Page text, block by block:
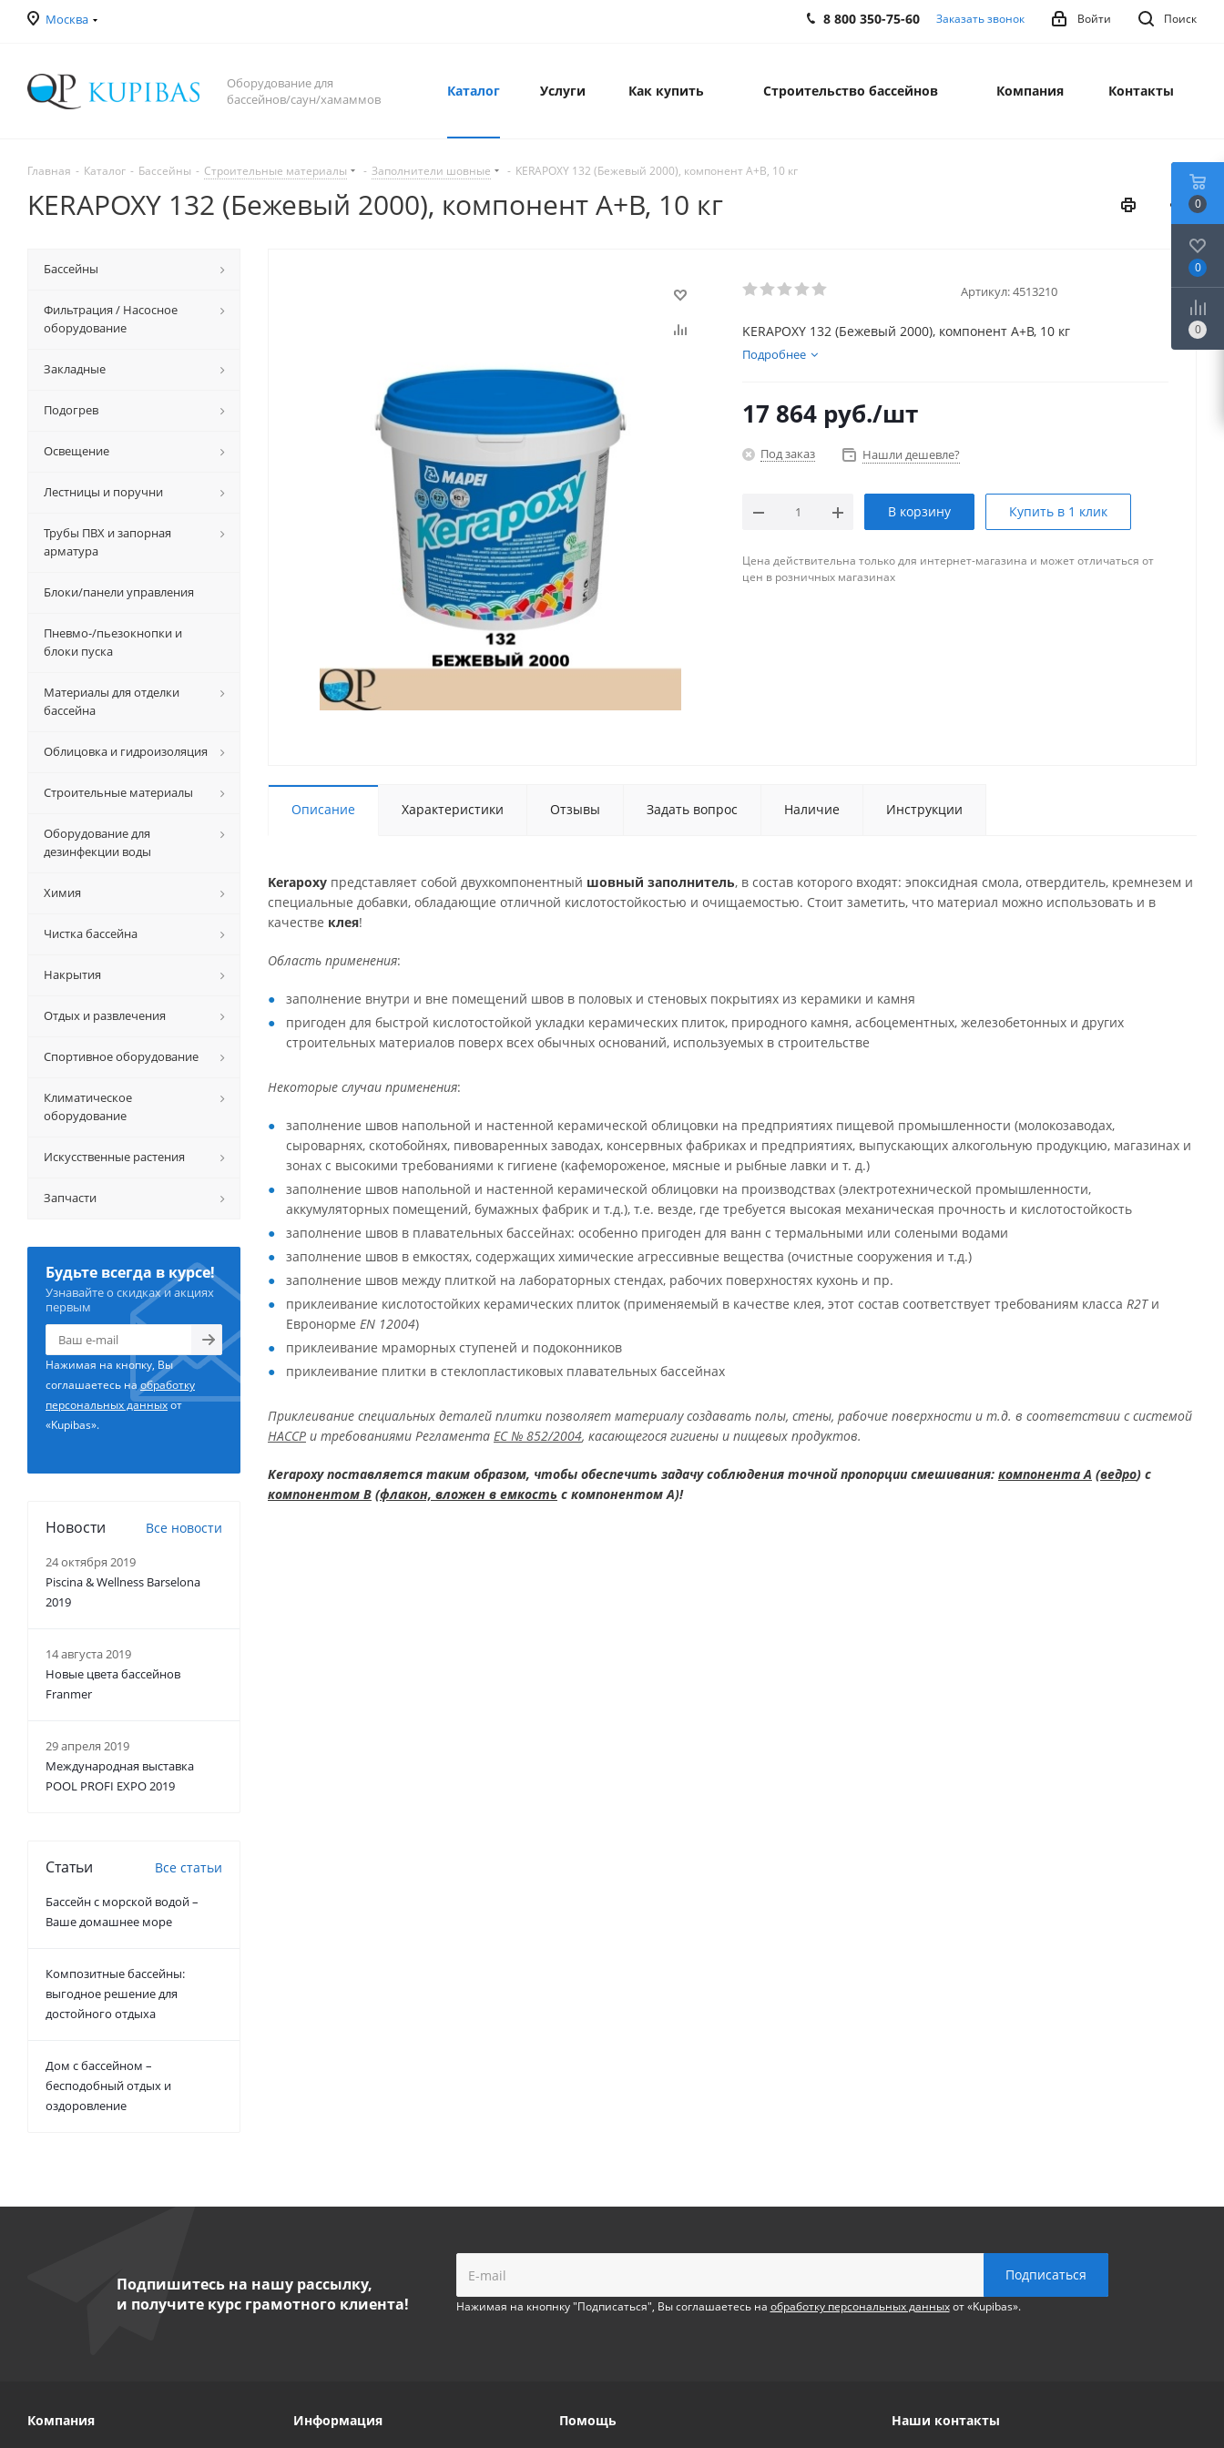
Москва Поиск
Войти
8 800 350-75-60 Заказать звонок
Оборудование для
бассейнов/саун/хамаммов
Каталог Услуги Как купить Строительство бассейнов Компания Контакты
Главная - Каталог - Бассейны - Строительные материалы - Заполнители шовные - KERAPOXY 132 (Бежевый 2000), компонент А+В, 10 кг
KERAPOXY 132 (Бежевый 2000), компонент А+В, 10 кг
Артикул:4513210
KERAPOXY 132 (Бежевый 2000), компонент А+В, 10 кг
Подробнее
17 864 руб./шт
Под заказ Нашли дешевле?
В корзину Купить в 1 клик
Цена действительна только для интернет-магазина и может отличаться от
цен в розничных магазинах
Описание Характеристики Отзывы Задать вопрос Наличие Инструкции
Kerapoxy представляет собой двухкомпонентный шовный заполнитель, в состав которого входят: эпоксидная смола, отвердитель, кремнезем и
специальные добавки, обладающие отличной кислотостойкостью и очищаемостью. Стоит заметить, что материал можно использовать и в
качестве клея!
Область применения:
заполнение внутри и вне помещений швов в половых и стеновых покрытиях из керамики и камня
пригоден для быстрой кислотостойкой укладки керамических плиток, природного камня, асбоцементных, железобетонных и других
строительных материалов поверх всех обычных оснований, используемых в строительстве
Некоторые случаи применения:
заполнение швов напольной и настенной керамической облицовки на предприятиях пищевой промышленности (молокозаводах,
сыроварнях, скотобойнях, пивоваренных заводах, консервных фабриках и предприятиях, выпускающих алкогольную продукцию, магазинах и
зонах с высокими требованиями к гигиене (кафемороженое, мясные и рыбные лавки и т. д.)
заполнение швов напольной и настенной керамической облицовки на производствах (электротехнической промышленности,
аккумуляторных помещений, бумажных фабрик и т.д.), т.е. везде, где требуется высокая механическая прочность и кислотостойкость
заполнение швов в плавательных бассейнах: особенно пригоден для ванн с термальными или солеными водами
заполнение швов в емкостях, содержащих химические агрессивные вещества (очистные сооружения и т.д.)
заполнение швов между плиткой на лабораторных стендах, рабочих поверхностях кухонь и пр.
приклеивание кислотостойких керамических плиток (применяемый в качестве клея, этот состав соответствует требованиям класса R2T и
Евронорме EN 12004)
приклеивание мраморных ступеней и подоконников
приклеивание плитки в стеклопластиковых плавательных бассейнах
Приклеивание специальных деталей плитки позволяет материалу создавать полы, стены, рабочие поверхности и т.д. в соответствии с системой
HACCP и требованиями Регламента ЕС № 852/2004, касающегося гигиены и пищевых продуктов.
Kerapoxy поставляется таким образом, чтобы обеспечить задачу соблюдения точной пропорции смешивания: компонента А (ведро) с
компонентом В (флакон, вложен в емкость с компонентом А)!
Бассейны
Фильтрация / Насосное
оборудование
Закладные
Подогрев
Освещение
Лестницы и поручни
Трубы ПВХ и запорная
арматура
Блоки/панели управления
Пневмо-/пьезокнопки и
блоки пуска
Материалы для отделки
бассейна
Облицовка и гидроизоляция
Строительные материалы
Оборудование для
дезинфекции воды
Химия
Чистка бассейна
Накрытия
Отдых и развлечения
Спортивное оборудование
Климатическое
оборудование
Искусственные растения
Запчасти
Будьте всегда в курсе!
Узнавайте о скидках и акциях
первым
Нажимая на кнопку, Вы
соглашаетесь наобработку
персональных данныхот
«Kupibas».
Новости Все новости
24 октября 2019
Piscina & Wellness Barselona
2019
14 августа 2019
Новые цвета бассейнов
Franmer
29 апреля 2019
Международная выставка
POOL PROFI EXPO 2019
Статьи Все статьи
Бассейн с морской водой –
Ваше домашнее море
Композитные бассейны:
выгодное решение для
достойного отдыха
Дом с бассейном –
бесподобный отдых и
оздоровление
Подпишитесь на нашу рассылку,
и получите курс грамотного клиента!
Нажимая на кнопнку "Подписаться", Вы соглашаетесь на обработку персональных данныхот «Kupibas».
Компания Информация Помощь Наши контакты
0
0
0